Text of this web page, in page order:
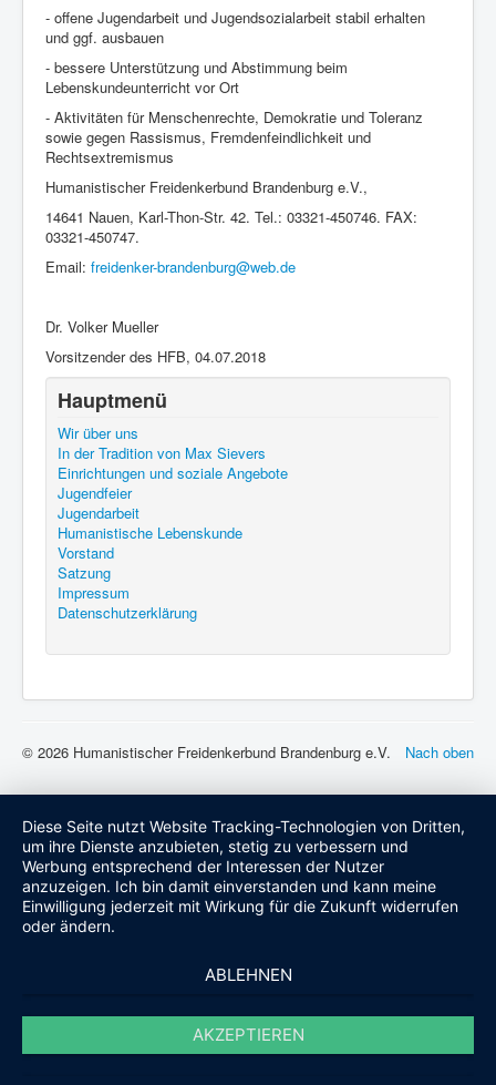
- offene Jugendarbeit und Jugendsozialarbeit stabil erhalten
und ggf. ausbauen
- bessere Unterstützung und Abstimmung beim
Lebenskundeunterricht vor Ort
- Aktivitäten für Menschenrechte, Demokratie und Toleranz
sowie gegen Rassismus, Fremdenfeindlichkeit und
Rechtsextremismus
Humanistischer Freidenkerbund Brandenburg e.V.,
14641 Nauen, Karl-Thon-Str. 42. Tel.: 03321-450746. FAX:
03321-450747.
Email: freidenker-brandenburg@web.de
Dr. Volker Mueller
Vorsitzender des HFB, 04.07.2018
Hauptmenü
Wir über uns
In der Tradition von Max Sievers
Einrichtungen und soziale Angebote
Jugendfeier
Jugendarbeit
Humanistische Lebenskunde
Vorstand
Satzung
Impressum
Datenschutzerklärung
Nach oben
© 2026 Humanistischer Freidenkerbund Brandenburg e.V.
Diese Seite nutzt Website Tracking-Technologien von Dritten,
um ihre Dienste anzubieten, stetig zu verbessern und
Werbung entsprechend der Interessen der Nutzer
anzuzeigen. Ich bin damit einverstanden und kann meine
Einwilligung jederzeit mit Wirkung für die Zukunft widerrufen
oder ändern.
ABLEHNEN
AKZEPTIEREN